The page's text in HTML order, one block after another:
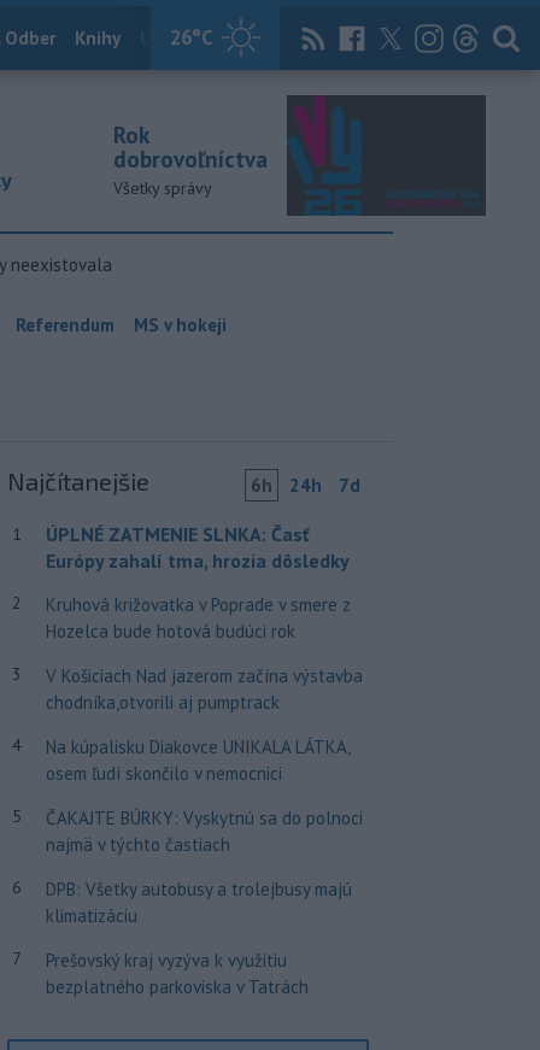
26°C
Odber Knihy Útulkovo Magazín News Now Archív
Rok
dobrovoľníctva
Všetky správy
neexistovala
Referendum MS v hokeji
Najčítanejšie 6h 24h 7d
1
ÚPLNÉ ZATMENIE SLNKA: Časť
Európy zahalí tma, hrozia dôsledky
2
Kruhová križovatka v Poprade v smere z
Hozelca bude hotová budúci rok
3
V Košiciach Nad jazerom začína výstavba
chodníka,otvorili aj pumptrack
4
Na kúpalisku Diakovce UNIKALA LÁTKA,
osem ľudí skončilo v nemocnici
5
ČAKAJTE BÚRKY: Vyskytnú sa do polnoci
najmä v týchto častiach
6
DPB: Všetky autobusy a trolejbusy majú
klimatizáciu
7
Prešovský kraj vyzýva k využitiu
bezplatného parkoviska v Tatrách